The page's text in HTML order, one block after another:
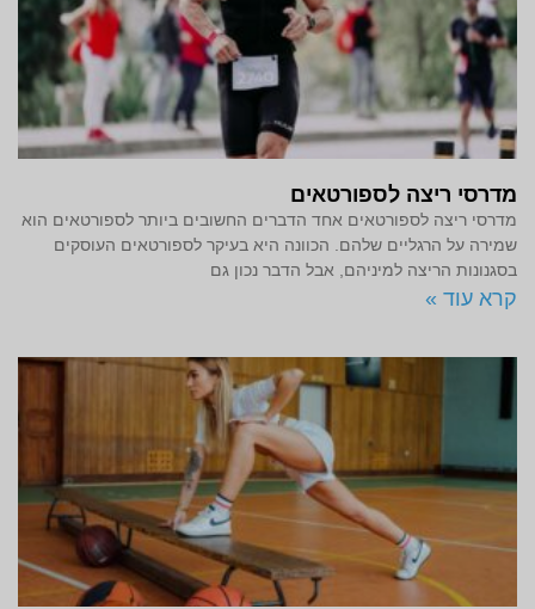
מדרסי ריצה לספורטאים
מדרסי ריצה לספורטאים אחד הדברים החשובים ביותר לספורטאים הוא
שמירה על הרגליים שלהם. הכוונה היא בעיקר לספורטאים העוסקים
בסגנונות הריצה למיניהם, אבל הדבר נכון גם
קרא עוד »